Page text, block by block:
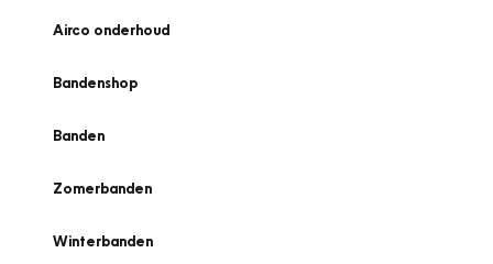
Airco onderhoud
Bandenshop
Banden
Zomerbanden
Winterbanden